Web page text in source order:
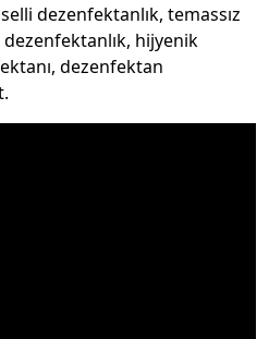
dezenfektanlık, temassız
hijyenik
dezenfektan